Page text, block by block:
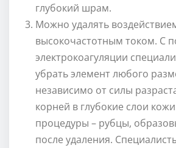
глубокий шрам.
Можно удалять
высокочастотным током. С
электрокоагуляции
убрать элемент любого
независимо от силы
корней в глубокие слои
процедуры – рубцы,
после удаления.